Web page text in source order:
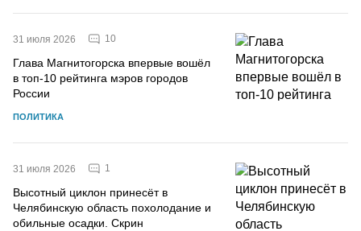
31 июля 2026 10
Глава Магнитогорска впервые вошёл
в топ-10 рейтинга мэров городов
России
ПОЛИТИКА
31 июля 2026 1
Высотный циклон принесёт в
Челябинскую область похолодание и
обильные осадки. Скрин